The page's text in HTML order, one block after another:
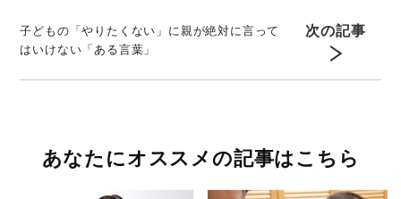
子どもの「やりたくない」に親が絶対に言って
はいけない「ある言葉」
次の記事
あなたにオススメの記事はこちら